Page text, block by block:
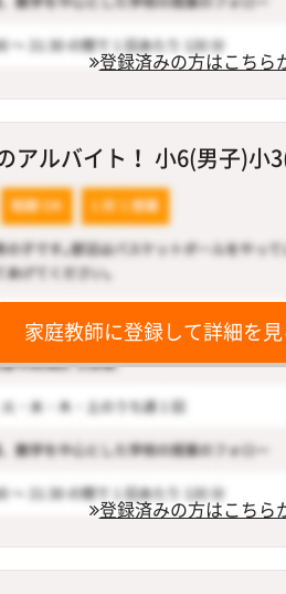
登録済みの方はこちら
アルバイト！ 小6(男子)小
家庭教師に登録して詳細を見
登録済みの方はこちら